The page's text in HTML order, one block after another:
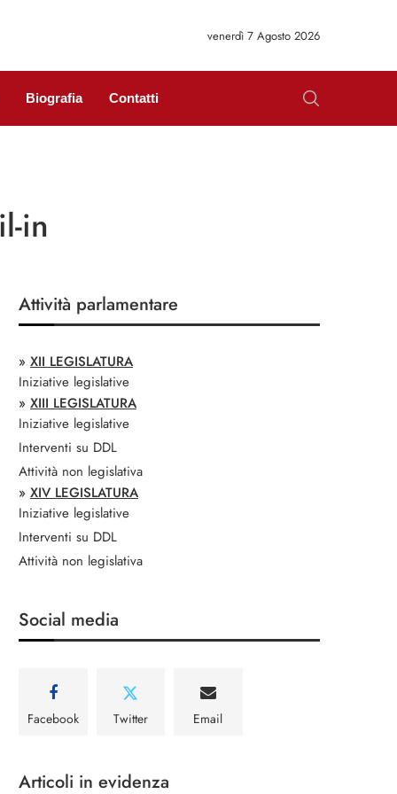
venerdì 7 Agosto 2026
Biografia Contatti
in
Attività parlamentare
» XII LEGISLATURA
Iniziative legislative
» XIII LEGISLATURA
Iniziative legislative
Interventi su DDL
Attività non legislativa
» XIV LEGISLATURA
Iniziative legislative
Interventi su DDL
Attività non legislativa
Social media
Facebook Twitter Email
Articoli in evidenza